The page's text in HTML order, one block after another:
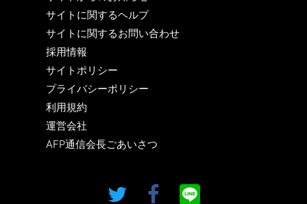
サイトに関するヘルプ
サイトに関するお問い合わせ
採用情報
サイトポリシー
プライバシーポリシー
利用規約
運営会社
AFP通信会長ごあいさつ